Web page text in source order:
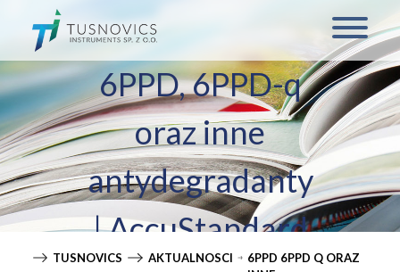
6PPD, 6PPD-q
oraz inne
antydegradanty
| AccuStandard
TUSNOVICS AKTUALNOSCI
6PPD 6PPD Q ORAZ